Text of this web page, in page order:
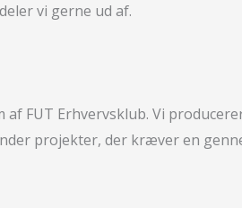
vi gerne ud af.
FUT Erhvervsklub. Vi
projekter, der kræver en